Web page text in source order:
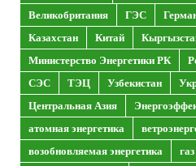
Великобритания
ГЭС
Казахстан
Китай
Министерство Энергетики РК
СЭС
ТЭЦ Узбекистан
Центральная Азия
атомная энергетика
возобновляемая энергетика
газ